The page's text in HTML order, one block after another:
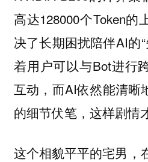
高达128000个Token的
决了长期困扰陪伴AI的
着用户可以与Bot进行
互动，而AI依然能清晰
的细节伏笔，这样剧情
这个相貌平平的宅男，